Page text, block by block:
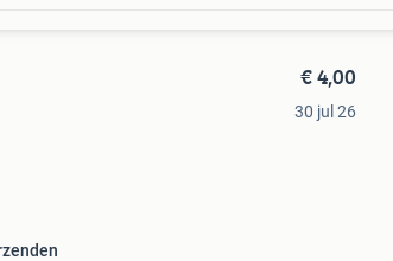
€ 4,00
30 jul 26